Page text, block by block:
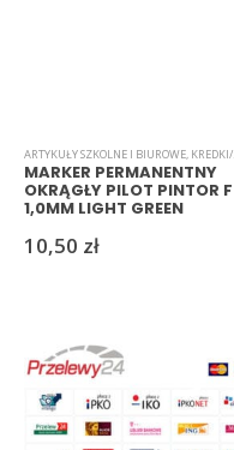
ARTYKUŁY SZKOLNE I BIUROWE, KREDKI/MARKERY/PISAKI
MARKER PERMANENTNY
OKRĄGŁY PILOT PINTOR F
1,0MM LIGHT GREEN
10,50 zł